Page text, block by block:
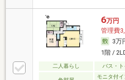
6万円
管理費
3万
1階 /
二人暮らし バス・ト
モニタ付